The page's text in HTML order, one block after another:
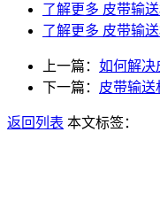
了解更多 皮带输
了解更多 皮带输
上一篇： 如何解决
下一篇： 皮带输送
返回列表 本文标签：